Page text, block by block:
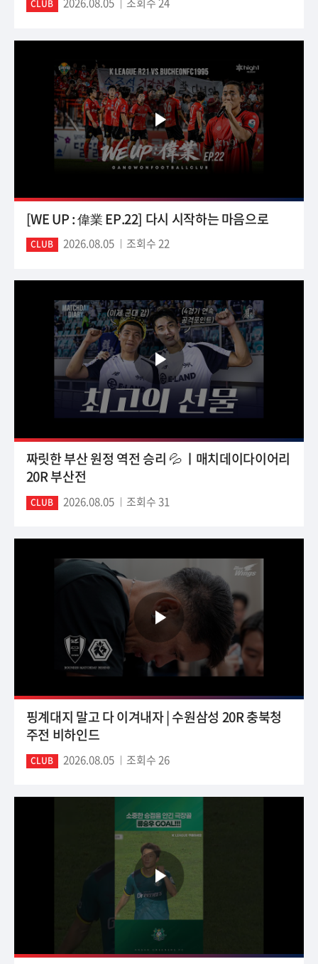
CLUB 2026.08.05 조회수 24
[WE UP : 偉業 EP.22] 다시 시작하는 마음으로
CLUB 2026.08.05 조회수 22
짜릿한 부산 원정 역전 승리 💦 ㅣ매치데이다이어리
20R 부산전
CLUB 2026.08.05 조회수 31
핑계대지 말고 다 이겨내자 | 수원삼성 20R 충북청
주전 비하인드
CLUB 2026.08.05 조회수 26